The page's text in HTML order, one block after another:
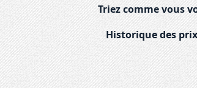
Triez comme vous
Historique des